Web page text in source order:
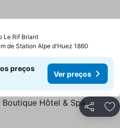
Le Rif Briant
de Station Alpe d'Huez 1860
preços
Ver preços
Partilhar